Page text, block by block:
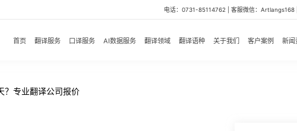
电话：0731-85114762 | 客服微信：
首页 翻译服务 口译服务 AI数据服务 翻译领域 翻译语种 关于我们 客户案例 新闻
？专业翻译公司报价